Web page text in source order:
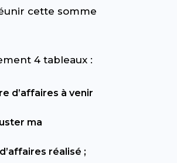
cette somme
4 tableaux :
d’affaires à venir
ma
réalisé ;